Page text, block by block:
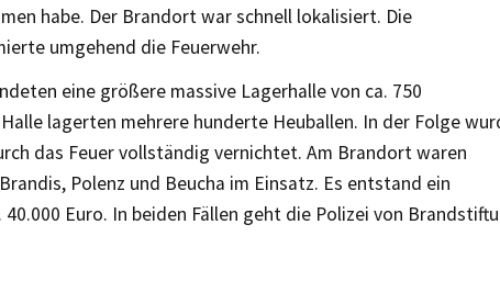
habe. Der Brandort war schnell lokalisiert. Die
umgehend die Feuerwehr.
eine größere massive Lagerhalle von ca. 750
lagerten mehrere hunderte Heuballen. In der Folge
das Feuer vollständig vernichtet. Am Brandort waren
Polenz und Beucha im Einsatz. Es entstand ein
40.000 Euro. In beiden Fällen geht die Polizei von